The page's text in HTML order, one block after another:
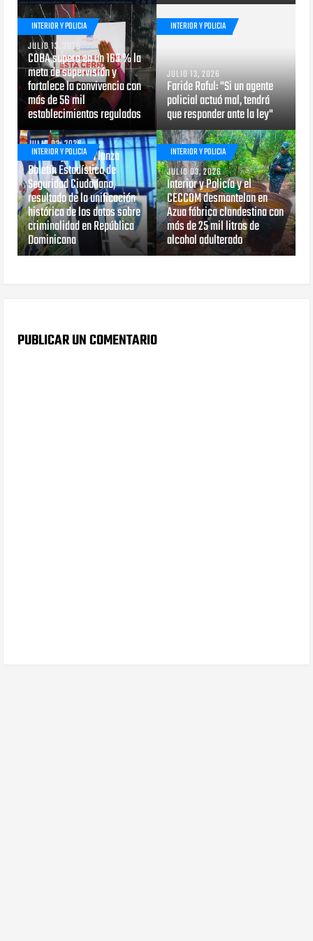
INTERIOR Y POLICIA
JULIO 13, 2026
COBA supera en un 163 % la
meta de supervisión y
fortalece la convivencia con
más de 56 mil
establecimientos regulados
INTERIOR Y POLICIA
JULIO 13, 2026
Faride Raful: "Si un agente
policial actuó mal, tendrá
que responder ante la ley"
INTERIOR Y POLICIA
JULIO 03, 2026
Interior y Policía lanza
Boletín Estadístico de
Seguridad Ciudadana,
resultado de la unificación
histórica de los datos sobre
criminalidad en República
Dominicana
INTERIOR Y POLICIA
JULIO 03, 2026
Interior y Policía y el
CECCOM desmantelan en
Azua fábrica clandestina con
más de 25 mil litros de
alcohol adulterado
PUBLICAR UN COMENTARIO